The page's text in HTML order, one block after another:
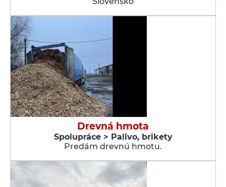
Drevná hmota
Spolupráce > Palivo, brikety
Predám drevnú hmotu.